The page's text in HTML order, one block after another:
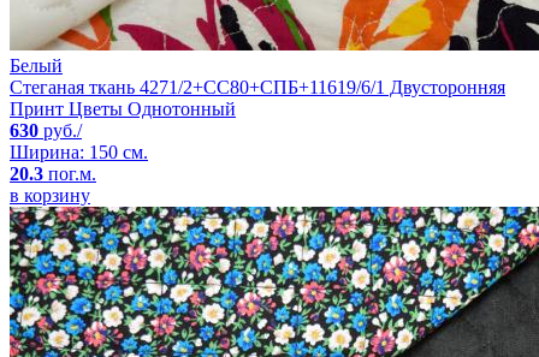
Белый
Стеганая ткань 4271/2+CC80+СПБ+11619/6/1 Двусторонняя
Принт Цветы Однотонный
630 руб./
Ширина: 150 см.
20.3 пог.м.
в корзину